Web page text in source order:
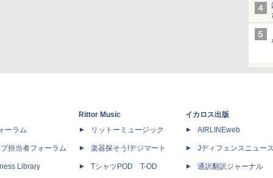
ーラム
担当者フォーラム
Library
Rittor Music
リットーミュージック
楽器探そう!デジマート
TシャツPOD T-OD
イカロス出版
AIRLINEweb
Jディフェンスニュー
通訳翻訳ジャーナル